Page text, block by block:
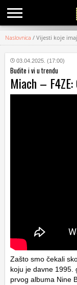
KATEGORIJE
HRVATSKI
WEB
Naslovnica / Vijesti koje
03.04.2025. (17:00)
Budite i vi u trendu
Miach –
Zašto smo čekali
koju je davne 1995.
prvog albuma Nine